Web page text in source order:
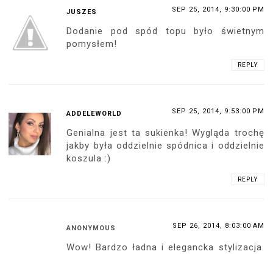
JUSZES SEP 25, 2014, 9:30:00 PM
Dodanie pod spód topu było świetnym
pomysłem!
REPLY
ADDELEWORLD SEP 25, 2014, 9:53:00 PM
Genialna jest ta sukienka! Wygląda trochę
jakby była oddzielnie spódnica i oddzielnie
koszula :)
REPLY
ANONYMOUS SEP 26, 2014, 8:03:00 AM
Wow! Bardzo ładna i elegancka stylizacja.